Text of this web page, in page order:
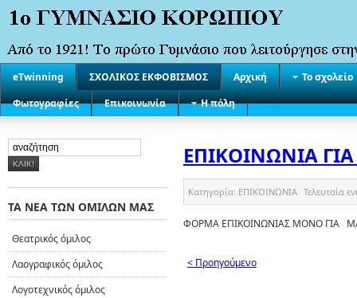
eTwinning ΣΧΟΛΙΚΟΣ ΕΚΦΟΒΙΣΜΟΣ Αρχική
Το σχολείο
Φωτογραφίες
Επικοινωνία Η πόλη
ΕΠΙΚΟΙΝΩΝΙΑ
Κατηγορία: ΕΠΙΚΟΙΝΩΝΙΑ Τελευταία
ΦΟΡΜΑ ΕΠΙΚΟΙΝΩΝΙΑΣ ΜΟΝΟ ΓΙΑ
< Προηγούμενο
ΤΑ ΝΕΑ ΤΩΝ ΟΜΙΛΩΝ ΜΑΣ
Θεατρικός όμιλος
Λαογραφικός όμιλος
Λογοτεχνικός όμιλος